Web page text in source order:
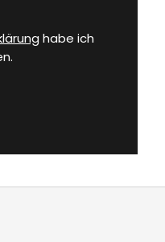
habe ich